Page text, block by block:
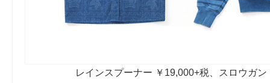
レインスプーナー ￥19,000+税、スロウガン